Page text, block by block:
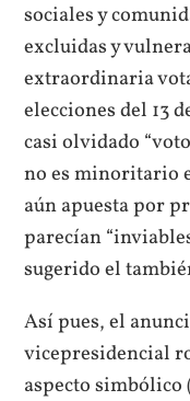
sociales y
excluidas y
extraordinaria
elecciones del 13
casi olvidado
no es minoritario
aún apuesta por
parecían
sugerido el
Así pues, el
vicepresidencial
aspecto